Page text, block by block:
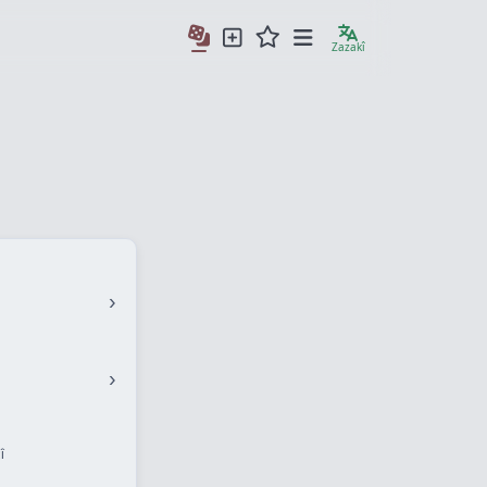
Zazakî
›
›